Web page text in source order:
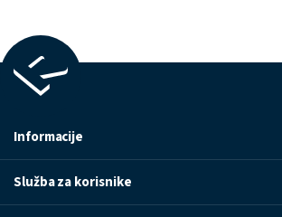
Informacije
Služba za korisnike